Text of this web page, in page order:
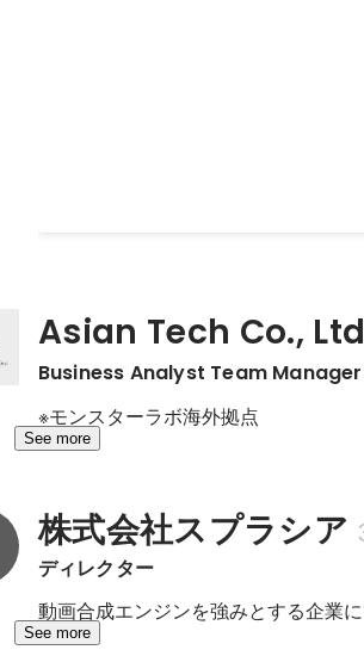
Asian Tech Co.,
Business Analyst Team
※モンスターラボ海外拠点
See more
株式会社スプラシア
ディレクター
動画合成エンジンを強みとする企業
See more